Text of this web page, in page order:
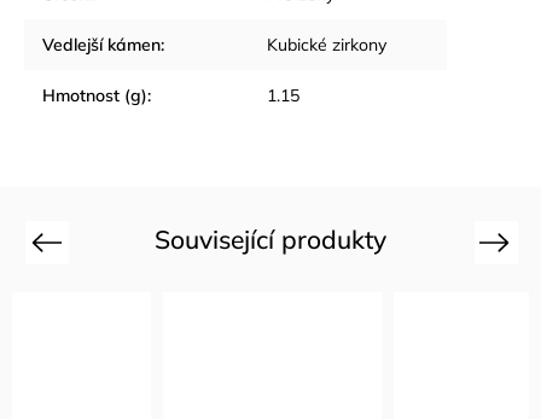
Vedlejší kámen: Kubické zirkony
Hmotnost (g): 1.15
Související produkty
Previous Next